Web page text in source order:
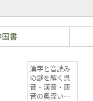
国書
漢字と音読み
の謎を解く呉
音・漢音・唐
音の奥深い世